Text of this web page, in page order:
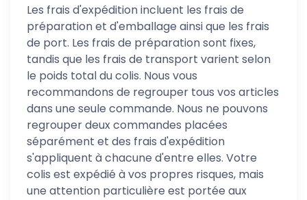
Les frais d'expédition incluent les frais de
préparation et d'emballage ainsi que les frais
de port. Les frais de préparation sont fixes,
tandis que les frais de transport varient selon
le poids total du colis. Nous vous
recommandons de regrouper tous vos articles
dans une seule commande. Nous ne pouvons
regrouper deux commandes placées
séparément et des frais d'expédition
s'appliquent à chacune d'entre elles. Votre
colis est expédié à vos propres risques, mais
une attention particulière est portée aux